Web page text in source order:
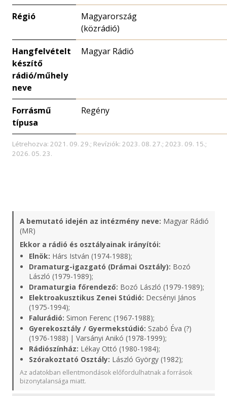
Régió
Magyarország
(közrádió)
Hangfelvételt
készítő
rádió/műhely
neve
Magyar Rádió
Forrásmű
típusa
Regény
Létrehozva: 2021. 09. 29.; Revíziók: 2023. 08. 27.; 2023. 09. 15.;
2026. 05. 23.
A bemutató idején az intézmény neve: Magyar Rádió
(MR)
Ekkor a rádió és osztályainak irányítói:
Elnök: Hárs István (1974-1988);
Dramaturg-igazgató (Drámai Osztály): Bozó
László (1979-1989);
Dramaturgia főrendező: Bozó László (1979-1989);
Elektroakusztikus Zenei Stúdió: Decsényi János
(1975-1994);
Falurádió: Simon Ferenc (1967-1988);
Gyerekosztály / Gyermekstúdió: Szabó Éva (?)
(1976-1988) | Varsányi Anikó (1978-1999);
Rádiószínház: Lékay Ottó (1980-1984);
Szórakoztató Osztály: László György (1982);
Az adatokban ellentmondások előfordulhatnak a források
bizonytalansága miatt.